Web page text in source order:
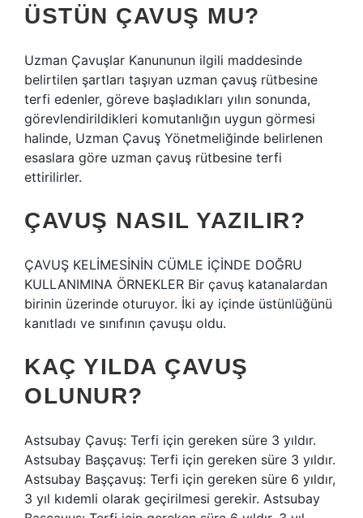
ÜSTÜN ÇAVUŞ MU?
Uzman Çavuşlar Kanununun ilgili maddesinde
belirtilen şartları taşıyan uzman çavuş rütbesine
terfi edenler, göreve başladıkları yılın sonunda,
görevlendirildikleri komutanlığın uygun görmesi
halinde, Uzman Çavuş Yönetmeliğinde belirlenen
esaslara göre uzman çavuş rütbesine terfi
ettirilirler.
ÇAVUŞ NASIL YAZILIR?
ÇAVUŞ KELİMESİNİN CÜMLE İÇİNDE DOĞRU
KULLANIMINA ÖRNEKLER Bir çavuş katanalardan
birinin üzerinde oturuyor. İki ay içinde üstünlüğünü
kanıtladı ve sınıfının çavuşu oldu.
KAÇ YILDA ÇAVUŞ
OLUNUR?
Astsubay Çavuş: Terfi için gereken süre 3 yıldır.
Astsubay Başçavuş: Terfi için gereken süre 3 yıldır.
Astsubay Başçavuş: Terfi için gereken süre 6 yıldır,
3 yıl kıdemli olarak geçirilmesi gerekir. Astsubay